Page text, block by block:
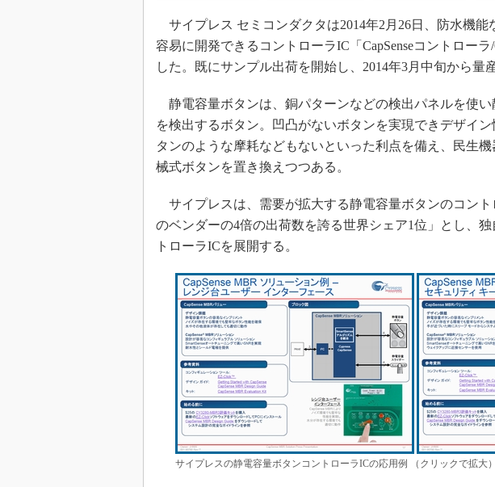
光伝送技術を知る
“異端児エンジニア”が仕掛けた社内
改革、執念の180日
イノベーションは日本を救うのか
JASA発IoT通信
IHSアナリスト「未来展望」
「英語に愛されないエンジニア」の
サイプレス セミコンダクタは2014年2月26日、防水機能
容易に開発できるコントローラIC「CapSenseコントロー
した。既にサンプル出荷を開始し、2014年3月中旬から量
静電容量ボタンは、銅パターンなどの検出パネルを使
を検出するボタン。凹凸がないボタンを実現できデザイ
タンのような摩耗などもないといった利点を備え、民生
械式ボタンを置き換えつつある。
サイプレスは、需要が拡大する静電容量ボタンのコン
のベンダーの4倍の出荷数を誇る世界シェア1位」とし、
トローラICを展開する。
サイプレスの静電容量ボタンコントローラICの応用例 （クリックで拡大